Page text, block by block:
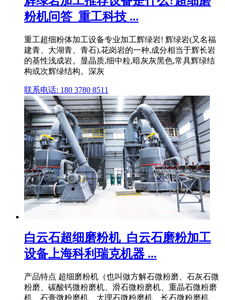
粉机问答_重工科技 ...
重工超细粉体加工设备专业加工辉绿岩! 辉绿岩(又名福
建青、大湖青、青石),花岗岩的一种,成分相当于辉长岩
的基性浅成岩。显晶质,细中粒,暗灰灰黑色,常具辉绿结
构或次辉绿结构。深灰
联系电话: 180 3780 8511
白云石超细磨粉机_白云石磨粉加工
设备上海科利瑞克机器 ...
产品特点 超细磨粉机（也叫做方解石微粉磨、石灰石微
粉磨、碳酸钙微粉磨机、滑石微粉磨机、重晶石微粉磨
机、石膏微粉磨机、大理石微粉磨机、长石微粉磨机、